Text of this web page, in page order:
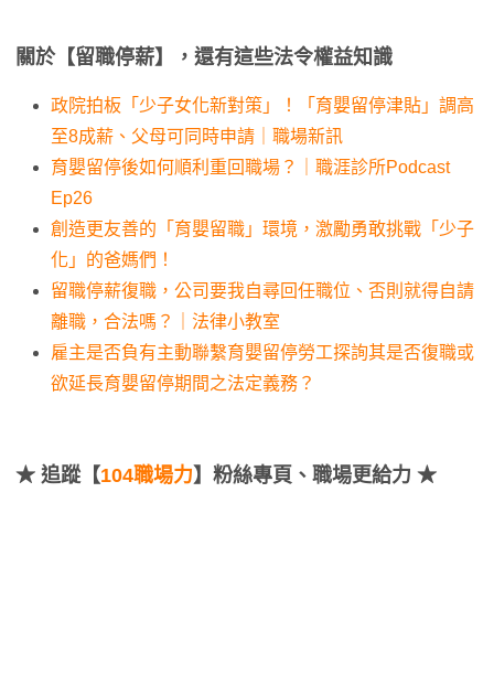
關於【留職停薪】，還有這些法令權益知識
政院拍板「少子女化新對策」！「育嬰留停津貼」調高
至8成薪、父母可同時申請｜職場新訊
育嬰留停後如何順利重回職場？｜職涯診所Podcast
Ep26
創造更友善的「育嬰留職」環境，激勵勇敢挑戰「少子
化」的爸媽們！
留職停薪復職，公司要我自尋回任職位、否則就得自請
離職，合法嗎？｜法律小教室
雇主是否負有主動聯繫育嬰留停勞工探詢其是否復職或
欲延長育嬰留停期間之法定義務？
★ 追蹤【104職場力】粉絲專頁、職場更給力 ★